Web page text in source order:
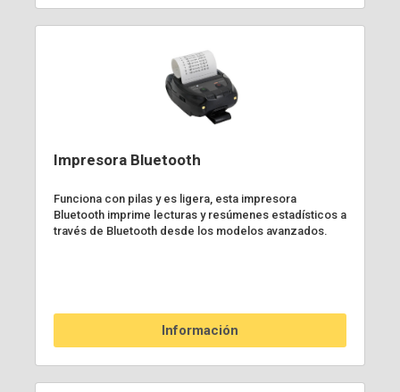
Impresora Bluetooth
Funciona con pilas y es ligera, esta impresora
Bluetooth imprime lecturas y resúmenes estadísticos a
través de Bluetooth desde los modelos avanzados.
Información